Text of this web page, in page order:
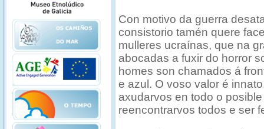
Con motivo da guerra
consistorio tamén quere
mulleres ucraínas, que na
abocadas a fuxir do horror
homes son chamados á
e azul. O voso valor é
axudarvos en todo o
reencontrarvos todos e ser